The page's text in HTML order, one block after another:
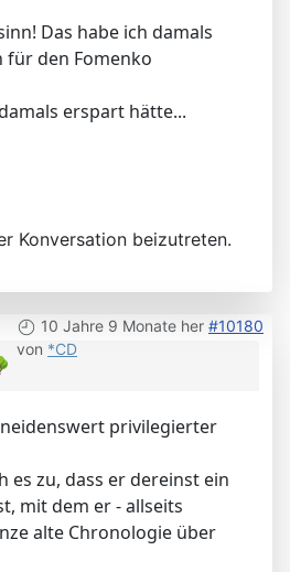
Das habe ich damals
für den Fomenko
erspart hätte...
Konversation beizutreten.
10 Jahre 9 Monate her #10180
von *CD
privilegierter
es zu, dass er dereinst ein
mit dem er - allseits
alte Chronologie über